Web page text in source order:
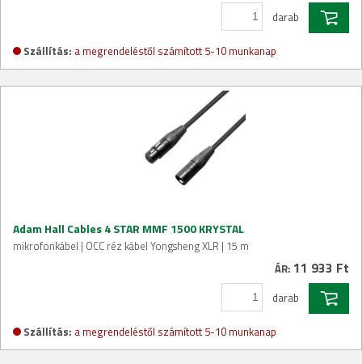
darab
Szállítás: a megrendeléstől számított 5-10 munkanap
Adam Hall Cables 4 STAR MMF 1500 KRYSTAL
mikrofonkábel | OCC réz kábel Yongsheng XLR | 15 m
ÁR: 11 933 Ft
darab
Szállítás: a megrendeléstől számított 5-10 munkanap